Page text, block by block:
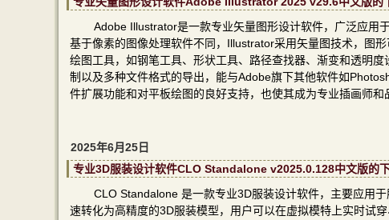
Adobe Illustrator是一款专业矢量图形设计软件，广泛应用
基于像素的图像处理软件不同，Illustrator采用矢量图技术，图
绘图工具，如钢笔工具、形状工具、路径查找器、渐变和透明
制以及多种文件格式的导出，能与Adobe旗下其他软件如
件扩展功能和对平板绘图的良好支持，也使其成为专业插画师和
2025年6月25日
专业3D服装设计软件CLO Standalone v2025.0.128中文版的
CLO Standalone 是一款专业3D服装设计软件，主要应用
速转化为高精度的3D服装模型，用户可以在虚拟模特上实时试